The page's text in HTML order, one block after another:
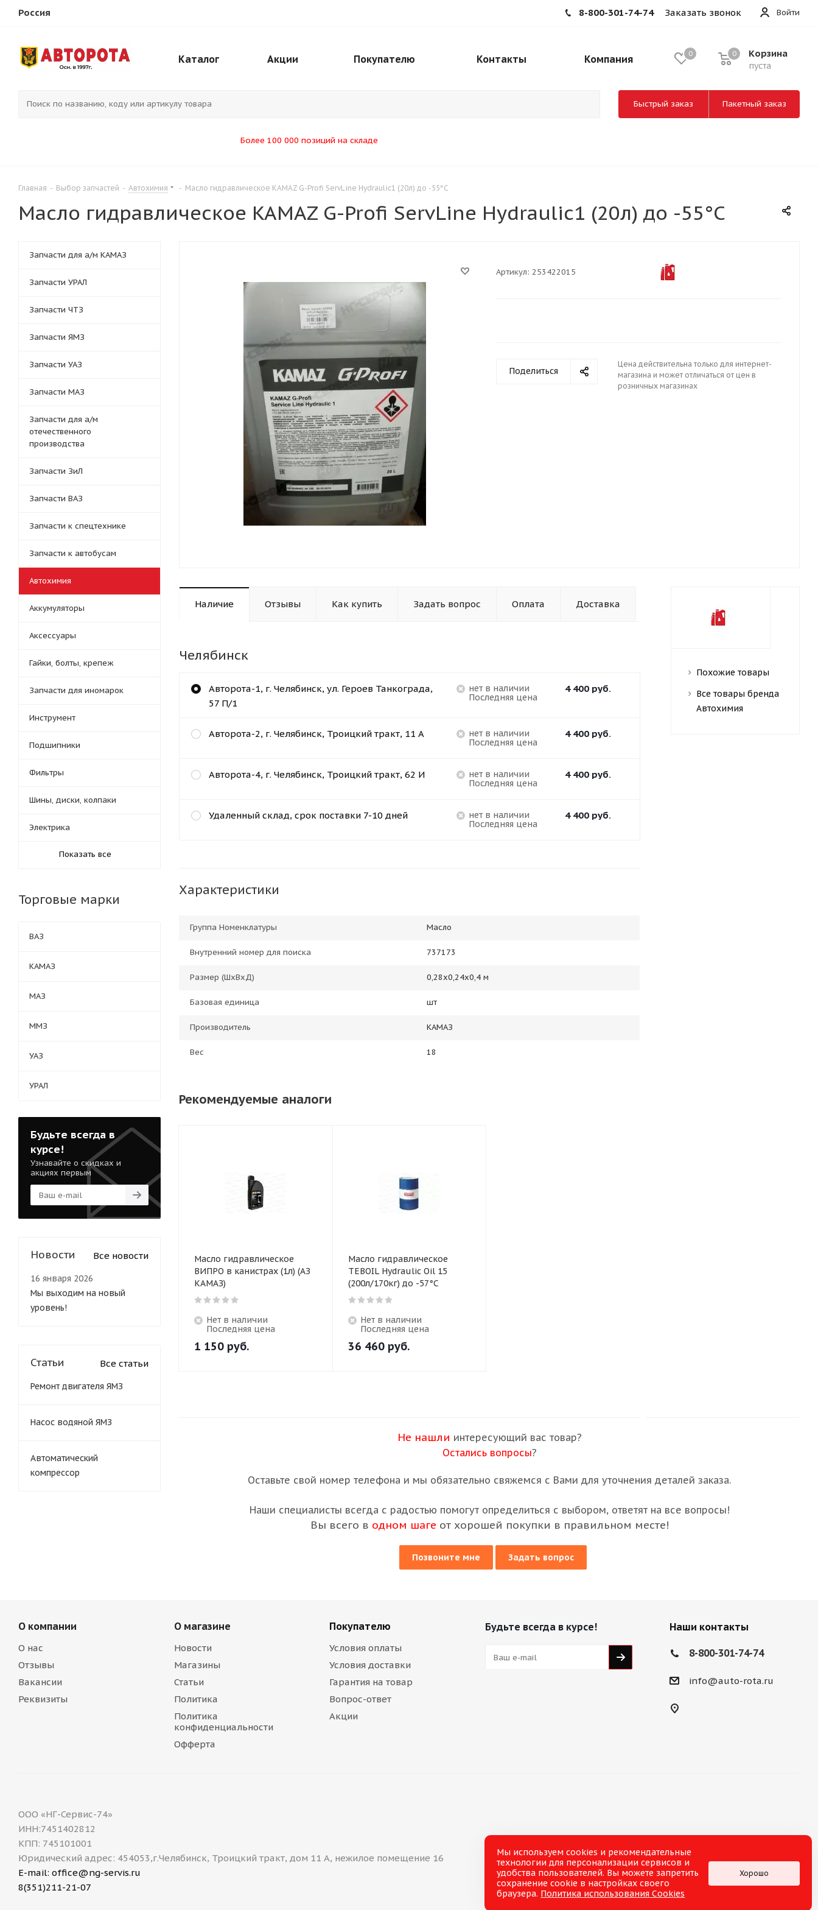
Россия Войти
8-800-301-74-74 Заказать звонок
0 Корзина
пуста
0
Каталог Акции Покупателю Контакты Компания
Более 100 000 позиций на складе
Быстрый заказ Пакетный заказ
Главная - Выбор запчастей - Автохимия - Масло гидравлическое KAMAZ G-Profi ServLine Hydraulic1 (20л) до -55°С
Масло гидравлическое KAMAZ G-Profi ServLine Hydraulic1 (20л) до -55°С
Артикул: 253422015
Поделиться
Цена действительна только для интернет-
магазина и может отличаться от цен в
розничных магазинах
Наличие Отзывы Как купить Задать вопрос Оплата Доставка
Челябинск
Нет в наличии
Последняя цена
4 400руб.
Авторота-1, г. Челябинск, ул. Героев Танкограда,
57 П/1
Нет в наличии
Последняя цена
4 400руб.
Авторота-2, г. Челябинск, Троицкий тракт, 11 А
Нет в наличии
Последняя цена
4 400руб.
Авторота-4, г. Челябинск, Троицкий тракт, 62 И
Нет в наличии
Последняя цена
4 400руб.
Удаленный склад, срок поставки 7-10 дней
Характеристики
Группа Номенклатуры Масло
Внутренний номер для поиска 737173
Размер (ШхВхД) 0,28х0,24х0,4 м
Базовая единица шт
Производитель КАМАЗ
Вес 18
Рекомендуемые аналоги
Масло гидравлическое
ВИПРО в канистрах (1л) (АЗ
КАМАЗ)
Нет в наличии
Последняя цена
1 150 руб.
Масло гидравлическое
TEBOIL Hydrauliс Oil 15
(200л/170кг) до -57°С
Нет в наличии
Последняя цена
36 460руб.
Похожие товары
Все товары бренда
Автохимия
Не нашли интересующий вас товар?
Остались вопросы?
Оставьте свой номер телефона и мы обязательно свяжемся с Вами для уточнения деталей заказа.
Наши специалисты всегда с радостью помогут определиться с выбором, ответят на все вопросы!
Вы всего в одном шаге от хорошей покупки в правильном месте!
Позвоните мне Задать вопрос
Запчасти для а/м КАМАЗ
Запчасти УРАЛ
Запчасти ЧТЗ
Запчасти ЯМЗ
Запчасти УАЗ
Запчасти МАЗ
Запчасти для а/м
отечественного
производства
Запчасти ЗиЛ
Запчасти ВАЗ
Запчасти к спецтехнике
Запчасти к автобусам
Автохимия
Аккумуляторы
Аксессуары
Гайки, болты, крепеж
Запчасти для иномарок
Инструмент
Подшипники
Фильтры
Шины, диски, колпаки
Электрика
Показать все
Торговые марки
ВАЗ
КАМАЗ
МАЗ
ММЗ
УАЗ
УРАЛ
Будьте всегда в
курсе!
Узнавайте о скидках и
акциях первым
Новости Все новости
16 января 2026
Мы выходим на новый
уровень!
Статьи Все статьи
Ремонт двигателя ЯМЗ
Насос водяной ЯМЗ
Автоматический
компрессор
О компании
О нас
Отзывы
Вакансии
Реквизиты
О магазине
Новости
Магазины
Статьи
Политика
Политика
конфиденциальности
Офферта
Покупателю
Условия оплаты
Условия доставки
Гарантия на товар
Вопрос-ответ
Акции
Будьте всегда в курсе! Наши контакты
8-800-301-74-74
info@auto-rota.ru
ООО «НГ-Сервис-74»
ИНН:7451402812
КПП: 745101001
Юридический адрес: 454053,г.Челябинск, Троицкий тракт, дом 11 А, нежилое помещение 16
E-mail: office@ng-servis.ru
8(351)211-21-07
Мы используем cookies и рекомендательные
технологии для персонализации сервисов и
удобства пользователей. Вы можете запретить
сохранение cookie в настройках своего
браузера. Политика использования Cookies
Хорошо